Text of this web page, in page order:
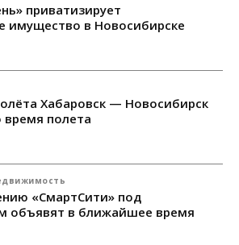
приватизирует
имущество в Новосибирске
Хабаровск — Новосибирск
время полета
«СмартСити» под
объявят в ближайшее время